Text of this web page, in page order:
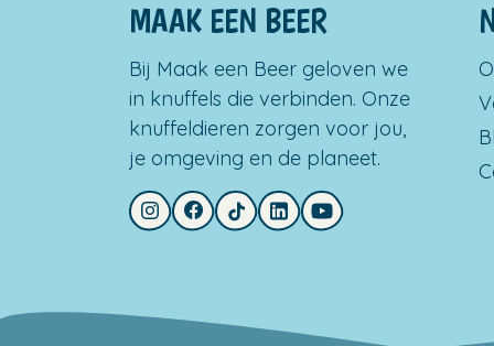
MAAK EEN BEER
Bij Maak een Beer geloven we
in knuffels die verbinden. Onze
knuffeldieren zorgen voor jou,
je omgeving en de planeet.